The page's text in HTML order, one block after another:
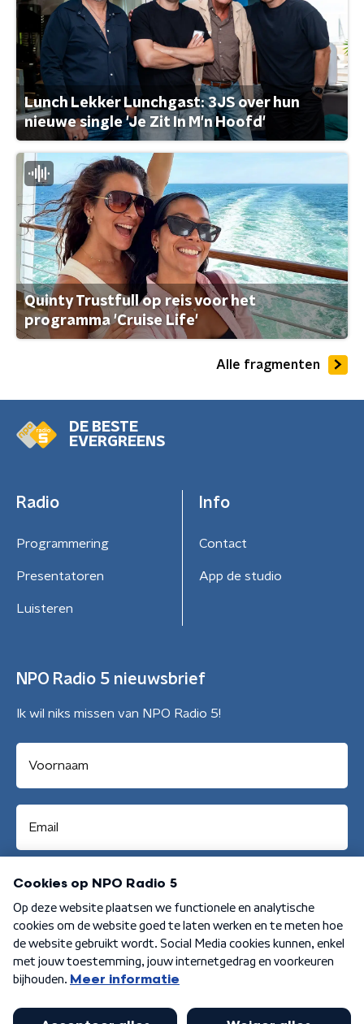
Lunch Lekker Lunchgast: 3JS over hun
nieuwe single 'Je Zit In M'n Hoofd'
Quinty Trustfull op reis voor het
programma 'Cruise Life'
Alle fragmenten
DE BESTE
EVERGREENS
Radio
Programmering
Presentatoren
Luisteren
Info
Contact
App de studio
NPO Radio 5 nieuwsbrief
Ik wil niks missen van NPO Radio 5!
Aanmelden
Algemene voorwaarden